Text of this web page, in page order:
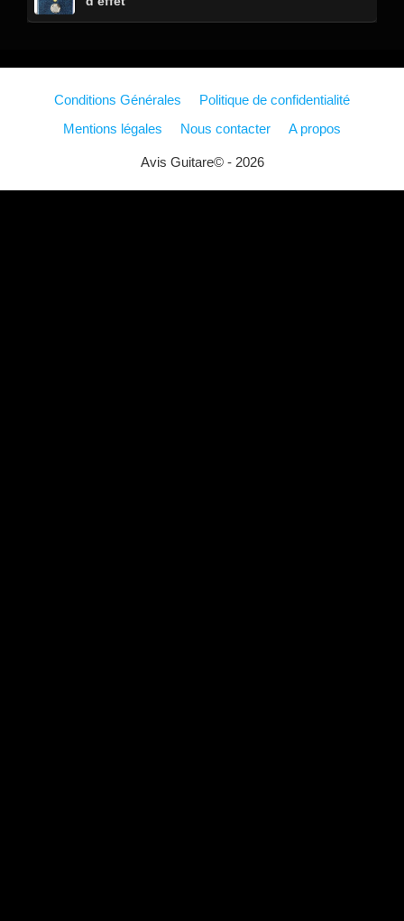
Conditions Générales
Politique de confidentialité
Mentions légales
Nous contacter A propos
Avis Guitare© - 2026